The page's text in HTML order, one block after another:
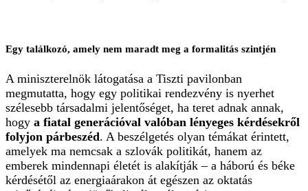
Egy találkozó, amely nem maradt meg a formalitás szintjén
A miniszterelnök látogatása a Tiszti pavilonban
megmutatta, hogy egy politikai rendezvény is nyerhet
szélesebb társadalmi jelentőséget, ha teret adnak annak,
hogy a fiatal generációval valóban lényeges kérdésekről
folyjon párbeszéd. A beszélgetés olyan témákat érintett,
amelyek ma nemcsak a szlovák politikát, hanem az
emberek mindennapi életét is alakítják – a háború és béke
kérdésétől az energiaárakon át egészen az oktatás